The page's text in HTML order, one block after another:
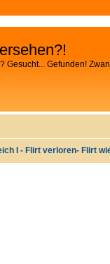
Gesucht... Gefunden!
I - Flirt verloren- Flirt